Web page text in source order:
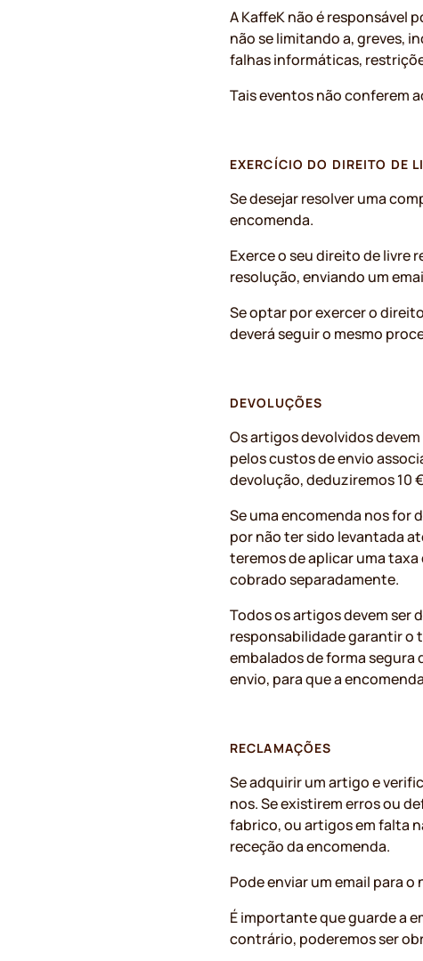
A KaffeK não é responsável
não se limitando a, greves,
falhas informáticas,
Tais eventos não conferem
EXERCÍCIO DO DIREITO DE
Se desejar resolver uma
encomenda.
Exerce o seu direito de
resolução, enviando um
Se optar por exercer o
deverá seguir o mesmo
DEVOLUÇÕES
Os artigos devolvidos
pelos custos de envio
devolução, deduziremos 10
Se uma encomenda nos for
por não ter sido levantada
teremos de aplicar uma taxa
cobrado separadamente.
Todos os artigos devem ser
responsabilidade garantir o
embalados de forma
envio, para que a
RECLAMAÇÕES
Se adquirir um artigo e
nos. Se existirem erros ou
fabrico, ou artigos em falta
receção da encomenda.
Pode enviar um email para
É importante que guarde a
contrário, poderemos ser